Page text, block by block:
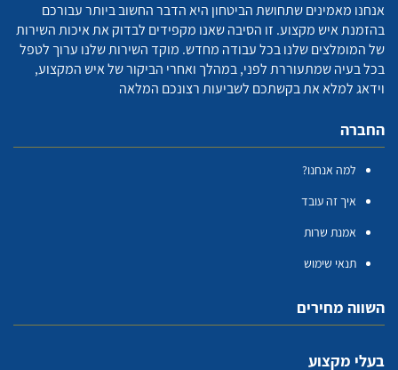
אנחנו מאמינים שתחושת הביטחון היא הדבר החשוב ביותר עבורכם
בהזמנת איש מקצוע. זו הסיבה שאנו מקפידים לבדוק את איכות השירות
של המומלצים שלנו בכל עבודה מחדש. מוקד השירות שלנו ערוך לטפל
בכל בעיה שמתעוררת לפני, במהלך ואחרי הביקור של איש המקצוע,
וידאג למלא את בקשתכם לשביעות רצונכם המלאה
החברה
למה אנחנו?
איך זה עובד
אמנת שרות
תנאי שימוש
השווה מחירים
בעלי מקצוע